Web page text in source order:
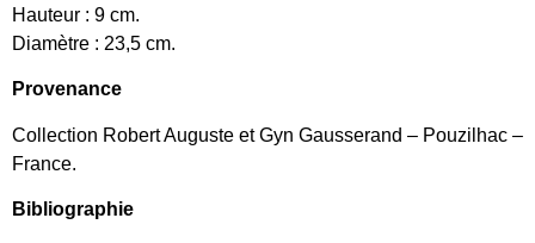
Hauteur : 9 cm.
Diamètre : 23,5 cm.
Provenance
Collection Robert Auguste et Gyn Gausserand – Pouzilhac –
France.
Bibliographie